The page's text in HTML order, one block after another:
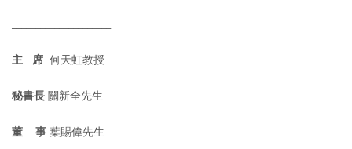
主 席 何天虹教授
秘書長 關新全先生
董 事 葉賜偉先生